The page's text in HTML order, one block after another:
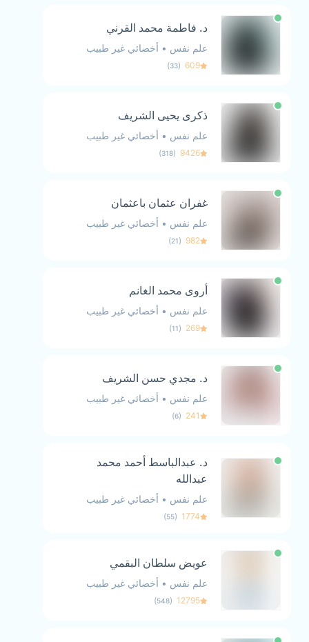
د. فاطمة محمد القرني
علم نفس • أخصائي غير طبيب
609
(
33
)
ذكرى يحيى الشريف
علم نفس • أخصائي غير طبيب
9426
(
318
)
غفران عثمان باعثمان
علم نفس • أخصائي غير طبيب
982
(
21
)
أروى محمد الغانم
علم نفس • أخصائي غير طبيب
269
(
11
)
د. مجدي حسن الشريف
علم نفس • أخصائي غير طبيب
241
(
6
)
عبدالله
علم نفس • أخصائي غير طبيب
1774
(
55
)
عويض سلطان البقمي
علم نفس • أخصائي غير طبيب
12795
(
548
)